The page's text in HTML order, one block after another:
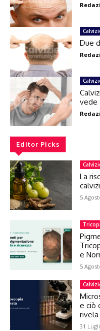
Due
vede
Editor Picks
La
5
e
5
e ciò
rivela
31